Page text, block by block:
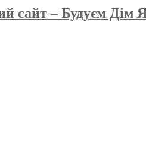
сайт – Будуєм Дім